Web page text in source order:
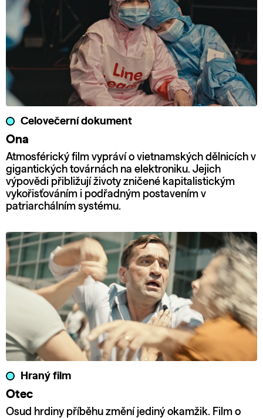
Celovečerní dokument
Ona
Atmosférický film vypráví o vietnamských dělnicích v
gigantických továrnách na elektroniku. Jejich
výpovědi přibližují životy zničené kapitalistickým
vykořisťováním i podřadným postavením v
patriarchálním systému.
Hraný film
Otec
Osud hrdiny příběhu změní jediný okamžik. Film o